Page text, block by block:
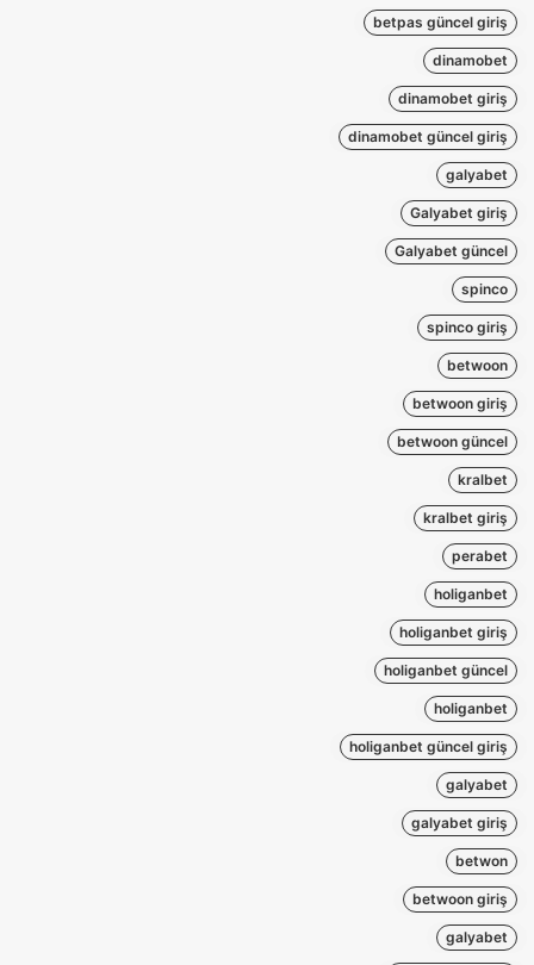
betpas güncel giriş
dinamobet
dinamobet giriş
dinamobet güncel giriş
galyabet
Galyabet giriş
Galyabet güncel
spinco
spinco giriş
betwoon
betwoon giriş
betwoon güncel
kralbet
kralbet giriş
perabet
holiganbet
holiganbet giriş
holiganbet güncel
holiganbet
holiganbet güncel giriş
galyabet
galyabet giriş
betwon
betwoon giriş
galyabet